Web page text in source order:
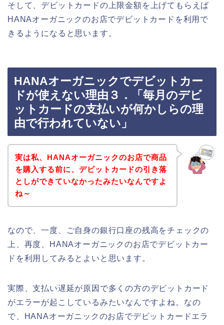
そして、デビットカードの上限金額を上げてもらえば
HANAオーガニックのお店でデビットカードを利用で
きるようになると思います。
HANAオーガニックでデビットカー
ドが使えない理由３．「毎月のデビ
ットカードの支払いが何かしらの理
由で行われていない」
実は私、HANAオーガニックのお店で商品
を購入する前に、デビットカードの引き落
としができていなかったみたいなんですよ
ね～
なので、一度、ご自身の銀行口座の残高をチェックの
上、再度、HANAオーガニックのお店でデビットカー
ドを利用してみるとよいと思います。
実際、支払い遅延が原因で多くの方のデビットカード
がエラーが起こしているみたいなんですよね。なの
で、HANAオーガニックのお店でデビットカードエラ